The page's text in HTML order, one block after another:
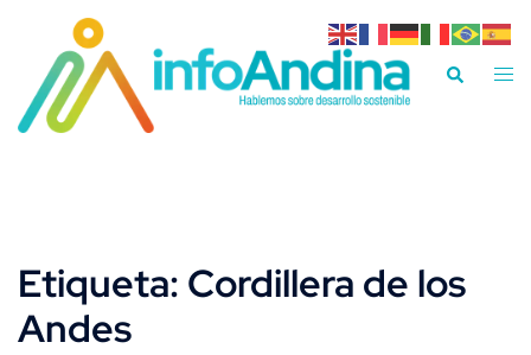
contenido
Buscar
Etiqueta: Cordillera de los
Andes